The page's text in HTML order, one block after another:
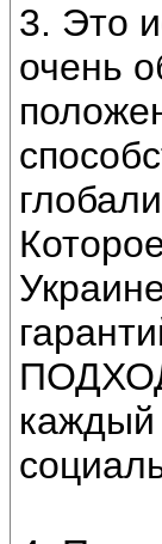
3. Это
очень
каждый